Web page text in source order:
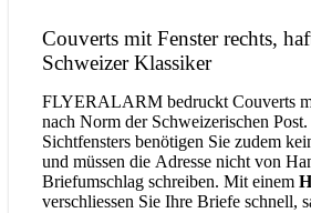
Couverts mit Fenster rechts,
Schweizer Klassiker
FLYERALARM bedruckt Couverts
nach Norm der Schweizerischen
Sichtfensters benötigen Sie zudem
und müssen die Adresse nicht von
Briefumschlag schreiben. Mit einem
verschliessen Sie Ihre Briefe schnell,